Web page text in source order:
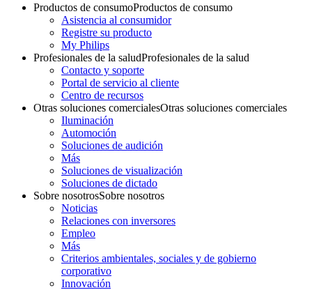
Productos de consumoProductos de consumo
Asistencia al consumidor
Registre su producto
My Philips
Profesionales de la saludProfesionales de la salud
Contacto y soporte
Portal de servicio al cliente
Centro de recursos
Otras soluciones comercialesOtras soluciones comerciales
Iluminación
Automoción
Soluciones de audición
Más
Soluciones de visualización
Soluciones de dictado
Sobre nosotrosSobre nosotros
Noticias
Relaciones con inversores
Empleo
Más
Criterios ambientales, sociales y de gobierno
corporativo
Innovación